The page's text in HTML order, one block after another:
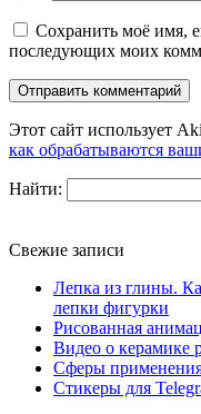
Сохранить моё имя,
последующих моих
Этот сайт использует
как обрабатываются
Найти:
Свежие записи
Лепка из глины.
лепки фигурки
Рисованная
Видео о керамике
Сферы
Стикеры для